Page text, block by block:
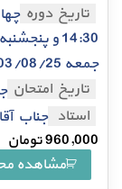
تاریخ دوره
جمعه 1403/08/25 ساعت 08:30 صبح
تاریخ امتحان
استاد جناب
960,000تومان
مشاهده